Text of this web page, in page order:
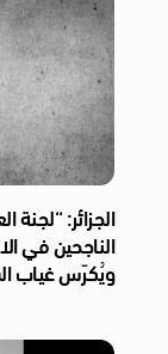
الجزائر:
الناجحين في
ويُكرّس غياب